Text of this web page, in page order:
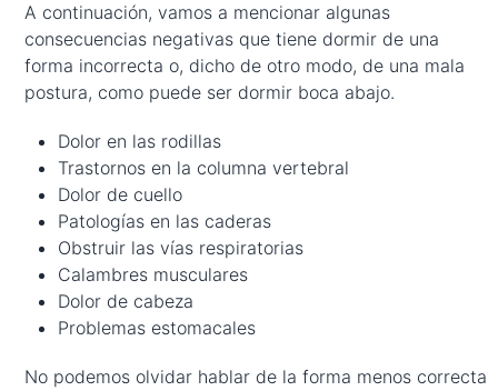
A continuación, vamos a mencionar algunas
consecuencias negativas que tiene dormir de una
forma incorrecta o, dicho de otro modo, de una mala
postura, como puede ser dormir boca abajo.
Dolor en las rodillas
Trastornos en la columna vertebral
Dolor de cuello
Patologías en las caderas
Obstruir las vías respiratorias
Calambres musculares
Dolor de cabeza
Problemas estomacales
No podemos olvidar hablar de la forma menos correcta